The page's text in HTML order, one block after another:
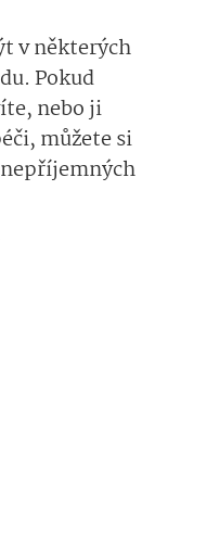
v některých
Pokud
nebo ji
můžete si